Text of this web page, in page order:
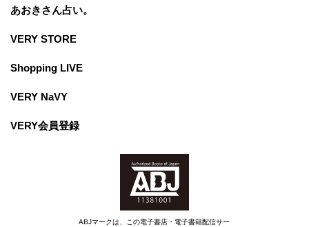
あおきさん占い。
VERY STORE
Shopping LIVE
VERY NaVY
VERY会員登録
ABJマークは、この電子書店・電子書籍配信サー